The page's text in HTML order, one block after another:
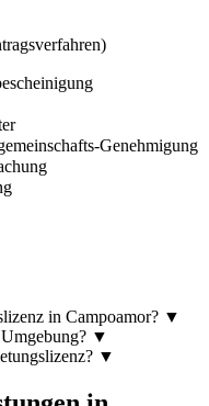
Genehmigung
in Campoamor? ▼
▼
▼